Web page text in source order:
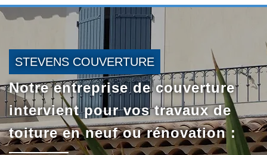
STEVENS COUVERTURE
Notre entreprise de couverture
intervient pour vos travaux de
toiture en neuf ou rénovation :